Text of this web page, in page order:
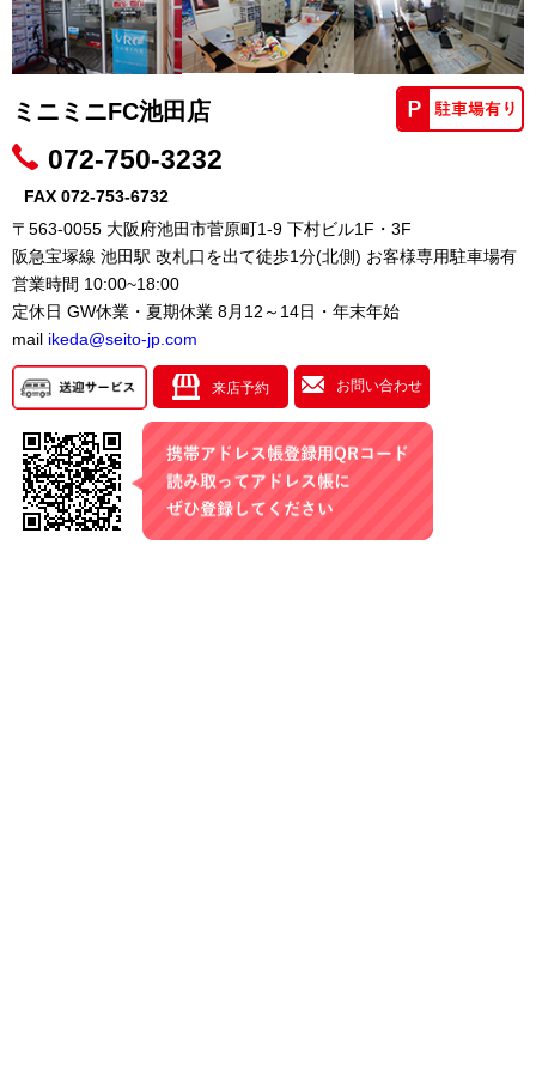
ミニミニFC池田店
072-750-3232
FAX 072-753-6732
〒563-0055 大阪府池田市菅原町1-9 下村ビル1F・3F
阪急宝塚線 池田駅 改札口を出て徒歩1分(北側) お客様専用駐車場有
営業時間 10:00~18:00
定休日 GW休業・夏期休業 8月12～14日・年末年始
mail ikeda@seito-jp.com
来店予約 お問い合わせ